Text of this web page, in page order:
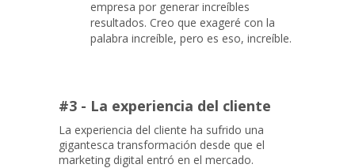
empresa por generar increíbles
resultados. Creo que exageré con la
palabra increíble, pero es eso, increíble.
#3 - La experiencia del cliente
La experiencia del cliente ha sufrido una
gigantesca transformación desde que el
marketing digital entró en el mercado.